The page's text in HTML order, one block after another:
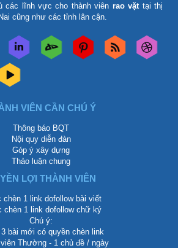
các lĩnh vực cho thành viên rao vặt tại thị
cũng như các tỉnh lân cận.
VIÊN CẦN CHÚ Ý
Thông báo BQT
Nội quy diễn đàn
Góp ý xây dựng
Thảo luận chung
LỢI THÀNH VIÊN
1 link dofollow bài viết
1 link dofollow chữ ký
Chú ý:
bài mới có quyền chèn link
Thường - 1 chủ đề / ngày